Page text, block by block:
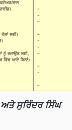
ਸੁਰਿੰਦਰ ਸਿੰਘ